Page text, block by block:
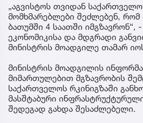
„აგვისტოს თვიდან
მომხმარებლები შეძლებენ,
ბათუმში 4 საათში იმგზავრონ“, -
ეკონომიკისა და მდგრადი
მინისტრის მოადგილე თამარ
მინისტრის მოადგილის
მიმართულებით მგზავრობის
საქართველოს რკინიგზაში
მასშტაბური
შედეგად გახდა შესაძლებელი.